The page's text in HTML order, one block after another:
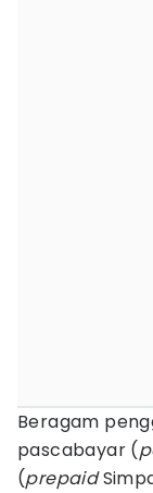
Beragam
pascabayar (
(prepaid